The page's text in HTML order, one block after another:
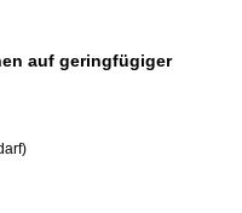
auf geringfügiger